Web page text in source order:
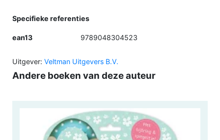
Specifieke referenties
ean13 9789048304523
Uitgever: Veltman Uitgevers B.V.
Andere boeken van deze auteur